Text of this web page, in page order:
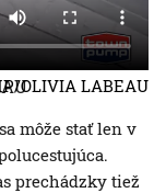
OLIVIA LABEAU
môže stať len v
prechádzky tiež